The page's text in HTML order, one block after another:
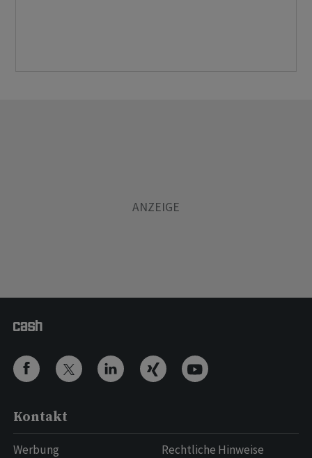
Kontakt
Werbung
Rechtliche Hinweise